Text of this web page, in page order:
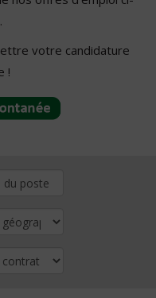
votre candidature
!